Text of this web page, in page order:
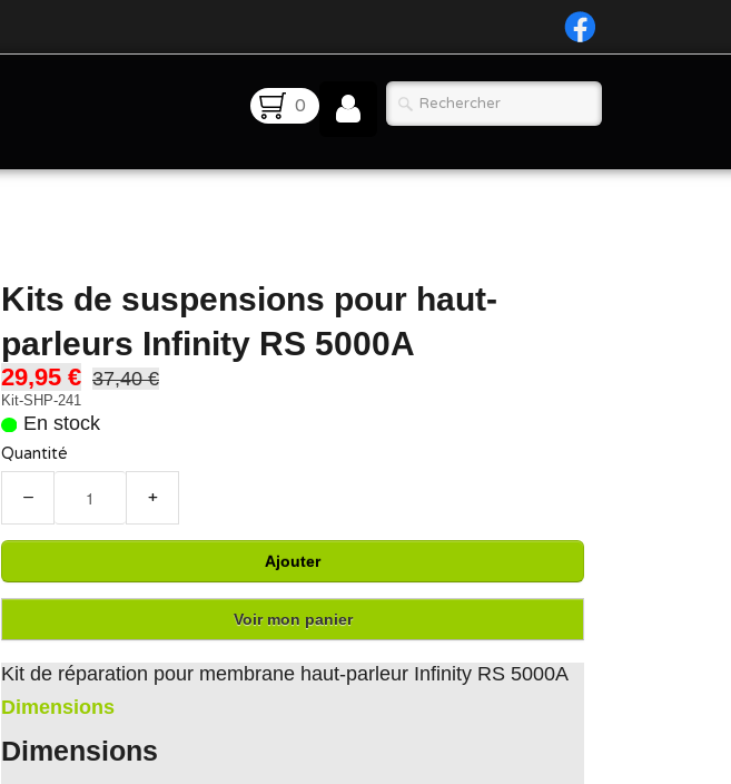
0
Kits de suspensions pour haut-
parleurs Infinity RS 5000A
29,95 € 37,40 €
Kit-SHP-241
En stock
Quantité
− +
Ajouter
Voir mon panier
Kit de réparation pour membrane haut-parleur Infinity RS 5000A
Dimensions
Dimensions